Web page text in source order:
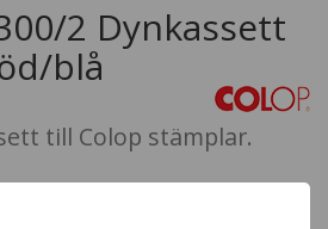
2 Dynkassett
blå
till Colop stämplar.